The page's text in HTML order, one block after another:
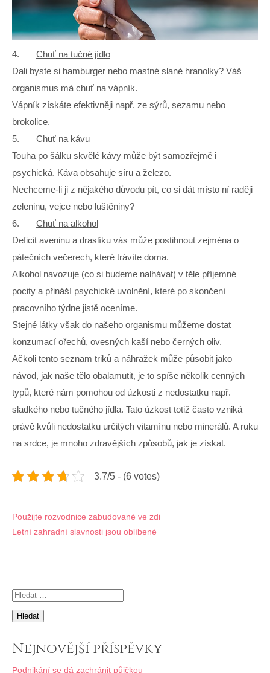
4. Chuť na tučné jídlo
Dali byste si hamburger nebo mastné slané hranolky? Váš
organismus má chuť na vápník.
Vápník získáte efektivněji např. ze sýrů, sezamu nebo
brokolice.
5. Chuť na kávu
Touha po šálku skvělé kávy může být samozřejmě i
psychická. Káva obsahuje síru a železo.
Nechceme-li ji z nějakého důvodu pít, co si dát místo ní raději
zeleninu, vejce nebo luštěniny?
6. Chuť na alkohol
Deficit aveninu a draslíku vás může postihnout zejména o
pátečních večerech, které trávíte doma.
Alkohol navozuje (co si budeme nalhávat) v těle příjemné
pocity a přináší psychické uvolnění, které po skončení
pracovního týdne jistě oceníme.
Stejné látky však do našeho organismu můžeme dostat
konzumací ořechů, ovesných kaší nebo černých oliv.
Ačkoli tento seznam triků a náhražek může působit jako
návod, jak naše tělo obalamutit, je to spíše několik cenných
typů, které nám pomohou od úzkosti z nedostatku např.
sladkého nebo tučného jídla. Tato úzkost totiž často vzniká
právě kvůli nedostatku určitých vitamínu nebo minerálů. A ruku
na srdce, je mnoho zdravějších způsobů, jak je získat.
3.7/5 - (6 votes)
Navigace
pro
Použijte rozvodnice zabudované ve zdi
Letní zahradní slavnosti jsou oblíbené
Vyhledávání
Nejnovější příspěvky
Podnikání se dá zachránit půjčkou